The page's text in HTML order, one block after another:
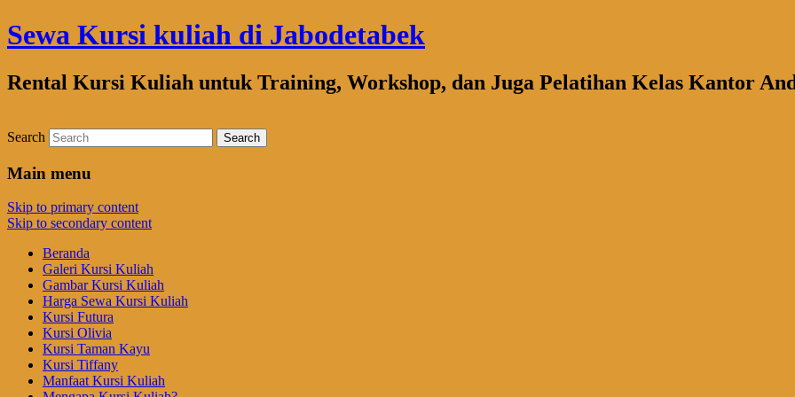
Sewa Kursi kuliah di Jabodetabek
Rental Kursi Kuliah untuk Training, Workshop, dan Juga Pelatihan Kelas Kantor
Search
Main menu
Skip to primary content
Skip to secondary content
Beranda
Galeri Kursi Kuliah
Gambar Kursi Kuliah
Harga Sewa Kursi Kuliah
Kursi Futura
Kursi Olivia
Kursi Taman Kayu
Kursi Tiffany
Manfaat Kursi Kuliah